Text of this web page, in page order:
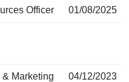
Officer 01/08/2025
& Marketing 04/12/2023